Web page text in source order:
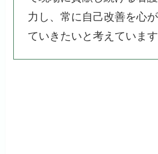
力し、常に自己改善を心
ていきたいと考えています